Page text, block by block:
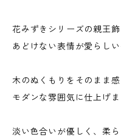
花みずきシリーズの親王
あどけない表情が愛らし
木のぬくもりをそのまま
モダンな雰囲気に仕上げま
淡い色合いが優しく、柔